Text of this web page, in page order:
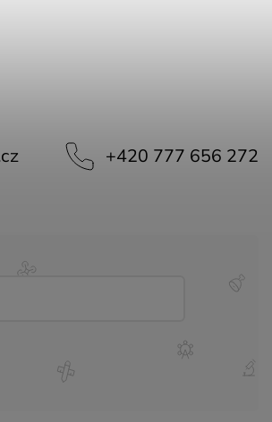
+420 777 656 272